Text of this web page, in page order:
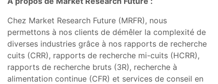
Chez Market Research Future (MRFR), nous
permettons à nos clients de démêler la complexité de
diverses industries grâce à nos rapports de recherche
cuits (CRR), rapports de recherche mi-cuits (HCRR),
rapports de recherche bruts (3R), recherche à
alimentation continue (CFR) et services de conseil en